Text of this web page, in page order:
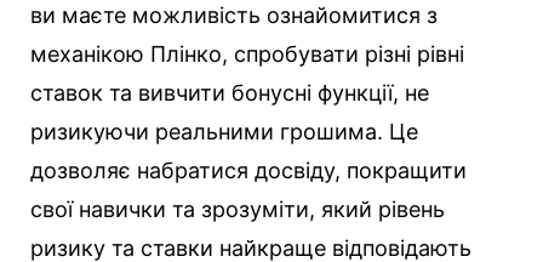
ви маєте можливість ознайомитися з
механікою Плінко, спробувати різні рівні
ставок та вивчити бонусні функції, не
ризикуючи реальними грошима. Це
дозволяє набратися досвіду, покращити
свої навички та зрозуміти, який рівень
ризику та ставки найкраще відповідають